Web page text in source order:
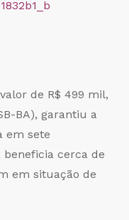
de R$ 499 mil,
BA), garantiu a
em sete
beneficia cerca de
em situação de